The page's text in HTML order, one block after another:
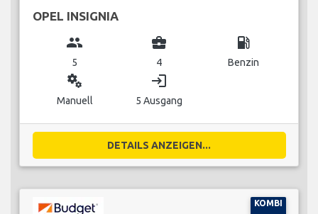
OPEL INSIGNIA
group
5
business_center
4
local_gas_station
Benzin
miscellaneous_services
Manuell
login
5 Ausgang
DETAILS ANZEIGEN...
KOMBI